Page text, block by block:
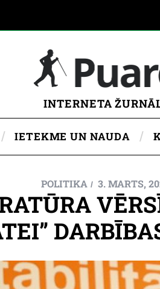
INTERNETA
IETEKME UN NAUDA
POLITIKA 3. MARTS,